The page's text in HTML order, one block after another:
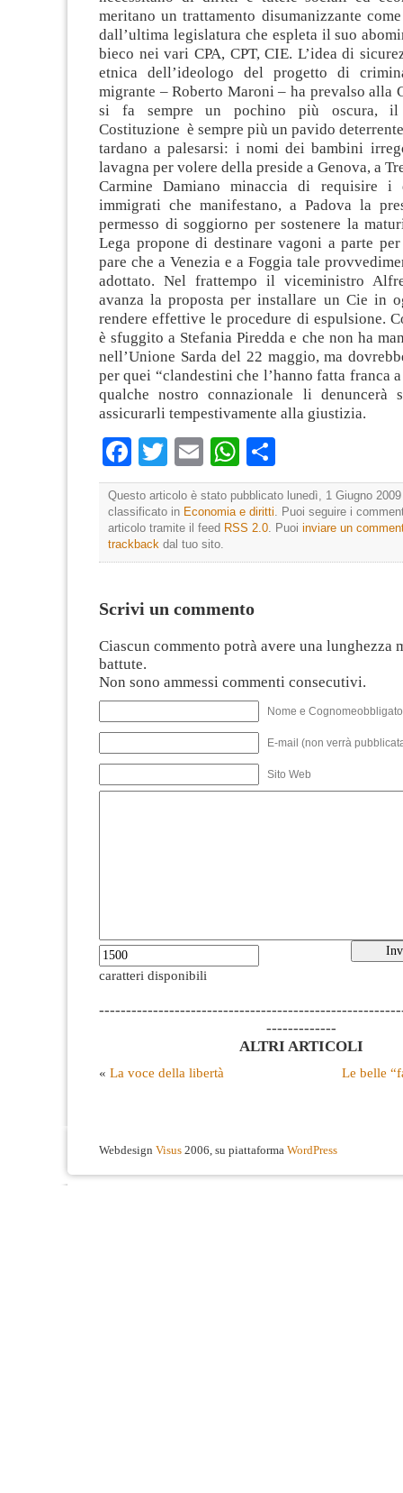
meritano un trattamento disumanizzante
dall’ultima legislatura che espleta il suo
bieco nei vari CPA, CPT, CIE. L’idea di
etnica dell’ideologo del progetto di
migrante – Roberto Maroni – ha prevalso alla
si fa sempre un pochino più oscura, il
Costituzione è sempre più un pavido
tardano a palesarsi: i nomi dei bambini
lavagna per volere della preside a Genova, a
Carmine Damiano minaccia di requisire i
immigrati che manifestano, a Padova la
permesso di soggiorno per sostenere la
Lega propone di destinare vagoni a parte
pare che a Venezia e a Foggia tale
adottato. Nel frattempo il viceministro
avanza la proposta per installare un Cie in
rendere effettive le procedure di espulsione.
è sfuggito a Stefania Piredda e che non ha
nell’Unione Sarda del 22 maggio, ma
per quei “clandestini che l’hanno fatta franca
qualche nostro connazionale li denuncerà
assicurarli tempestivamente alla giustizia.
Facebook
TwitterEmailWhatsApp
Questo articolo è stato pubblicato lunedì, 1 Giugno
classificato in Economia e diritti. Puoi seguire i
articolo tramite il feed RSS 2.0. Puoi inviare un
trackback dal tuo sito.
Scrivi un commento
Ciascun commento potrà avere una lunghezza
battute.
Non sono ammessi commenti consecutivi.
Nome e
E-mail (non verrà
Sito Web
caratteri disponibili
-------------
ALTRI ARTICOLI
« La voce della libertà Le belle
Webdesign Visus 2006, su piattaforma WordPress